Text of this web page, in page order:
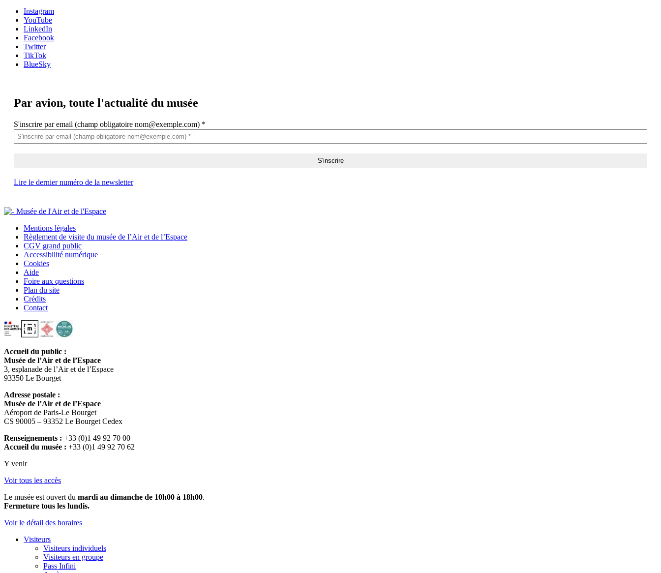
Instagram
YouTube
LinkedIn
Facebook
Twitter
TikTok
BlueSky
Par avion, toute l'actualité du musée
S'inscrire par email (champ obligatoire nom@exemple.com) *
Lire le dernier numéro de la newsletter
Mentions légales
Règlement de visite du musée de l’Air et de l’Espace
CGV grand public
Accessibilité numérique
Cookies
Aide
Foire aux questions
Plan du site
Crédits
Contact
Accueil du public :
Musée de l’Air et de l’Espace
3, esplanade de l’Air et de l’Espace
93350 Le Bourget
Adresse postale :
Musée de l’Air et de l’Espace
Aéroport de Paris-Le Bourget
CS 90005 – 93352 Le Bourget Cedex
Renseignements : +33 (0)1 49 92 70 00
Accueil du musée : +33 (0)1 49 92 70 62
Y venir
Voir tous les accès
Le musée est ouvert du mardi au dimanche de 10h00 à 18h00.
Fermeture tous les lundis.
Voir le détail des horaires
Visiteurs
Visiteurs individuels
Visiteurs en groupe
Pass Infini